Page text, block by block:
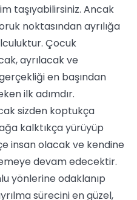
taşıyabilirsiniz. Ancak
noktasından ayrılığa
Çocuk
ayrılacak ve
en başından
ilk adımdır.
sizden koptukça
kalktıkça yürüyüp
insan olacak ve kendine
devam edecektir.
yönlerine odaklanıp
sürecini en güzel,